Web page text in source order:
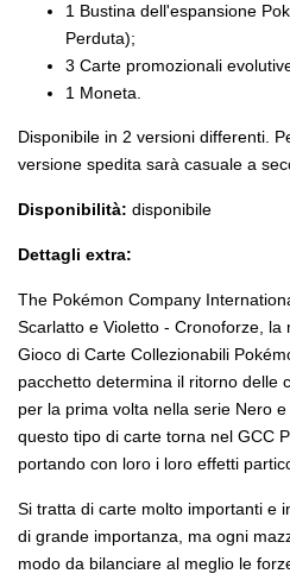
1 Bustina dell'espansione
Perduta);
3 Carte promozionali
1 Moneta.
Disponibile in 2 versioni differenti.
versione spedita sarà casuale a
Disponibilità: disponibile
Dettagli extra:
The Pokémon Company
Scarlatto e Violetto - Cronoforze,
Gioco di Carte Collezionabili
pacchetto determina il ritorno delle
per la prima volta nella serie Nero
questo tipo di carte torna nel GCC
portando con loro i loro effetti
Si tratta di carte molto importanti e
di grande importanza, ma ogni
modo da bilanciare al meglio le